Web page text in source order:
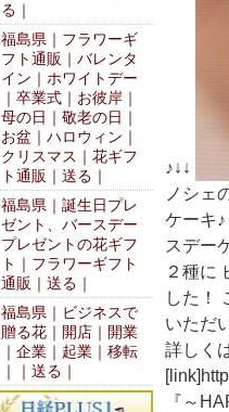
♪↓↓
ノシェ
ケーキ
スデー
２種に
した！
いただ
詳しく
『～
る｜
福島県｜フラワーギ
フト通販｜バレンタ
イン｜ホワイトデー
｜卒業式｜お彼岸｜
母の日｜敬老の日｜
お盆｜ハロウィン｜
クリスマス｜花ギフ
ト通販｜送る｜
福島県｜誕生日プレ
ゼント、バースデー
プレゼントの花ギフ
ト｜フラワーギフト
通販｜送る｜
福島県｜ビジネスで
贈る花｜開店｜開業
｜企業｜起業｜移転
｜｜送る｜